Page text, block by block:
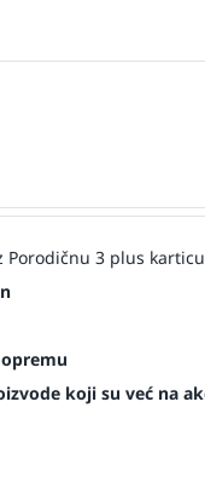
Porodičnu 3 plus
koji su već na